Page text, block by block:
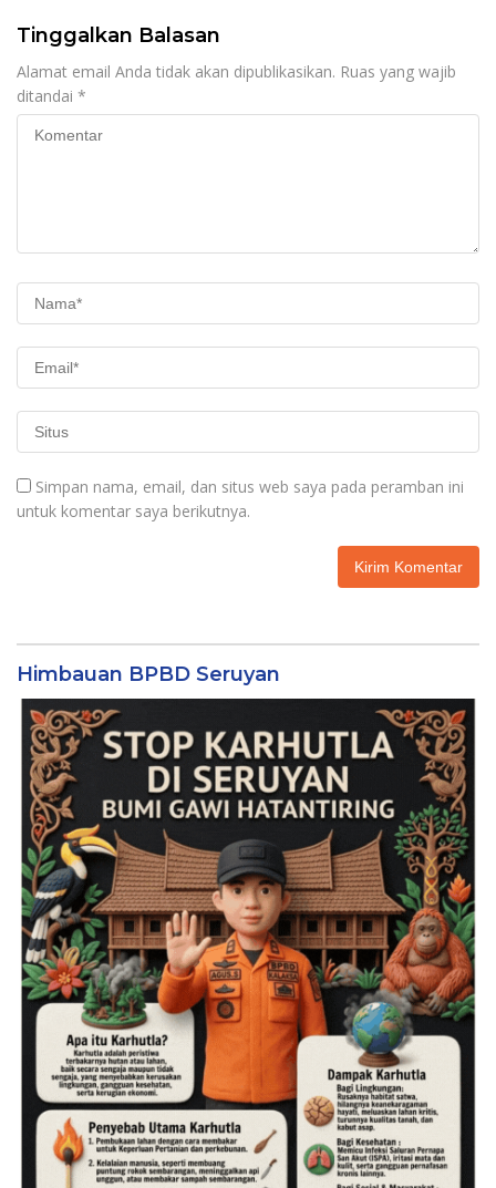
Tinggalkan Balasan
Alamat email Anda tidak akan dipublikasikan. Ruas yang wajib
ditandai *
Simpan nama, email, dan situs web saya pada peramban ini
untuk komentar saya berikutnya.
Himbauan BPBD Seruyan